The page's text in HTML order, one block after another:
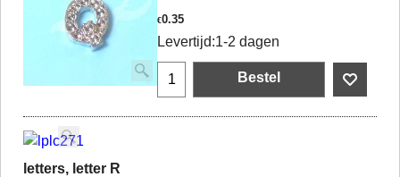
€0.35
Levertijd:1-2 dagen
Bestel
letters, letter R